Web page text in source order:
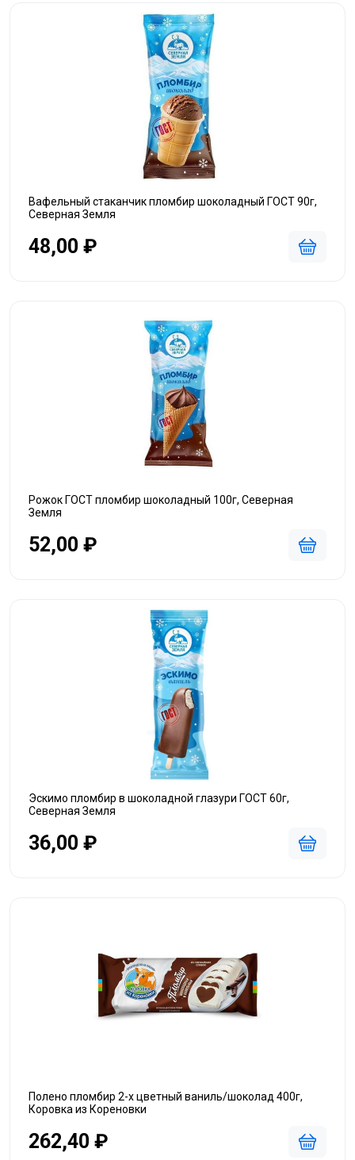
Вафельный стаканчик пломбир шоколадный ГОСТ 90г,
Северная Земля
48,00 ₽
Рожок ГОСТ пломбир шоколадный 100г, Северная
Земля
52,00 ₽
Эскимо пломбир в шоколадной глазури ГОСТ 60г,
Северная Земля
36,00 ₽
Полено пломбир 2-х цветный ваниль/шоколад 400г,
Коровка из Кореновки
262,40 ₽